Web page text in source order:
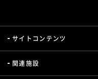
サイトコンテンツ
関連施設